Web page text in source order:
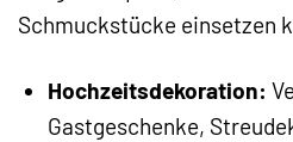
Schmuckstücke einsetzen
Hochzeitsdekoration:
Gastgeschenke,